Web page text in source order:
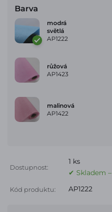
Barva
modrá
světlá
AP1222
růžová
AP1423
malinová
AP1422
Dostupnost:
1 ks
✔ Skladem
Kód produktu: AP1222